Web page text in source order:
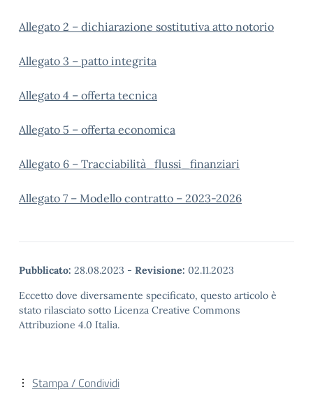
Allegato 2 – dichiarazione sostitutiva atto notorio
Allegato 3 – patto integrita
Allegato 4 – offerta tecnica
Allegato 5 – offerta economica
Allegato 6 – Tracciabilità_flussi_finanziari
Allegato 7 – Modello contratto – 2023-2026
Pubblicato: 28.08.2023 - Revisione: 02.11.2023
Eccetto dove diversamente specificato, questo articolo è
stato rilasciato sotto Licenza Creative Commons
Attribuzione 4.0 Italia.
Stampa / Condividi